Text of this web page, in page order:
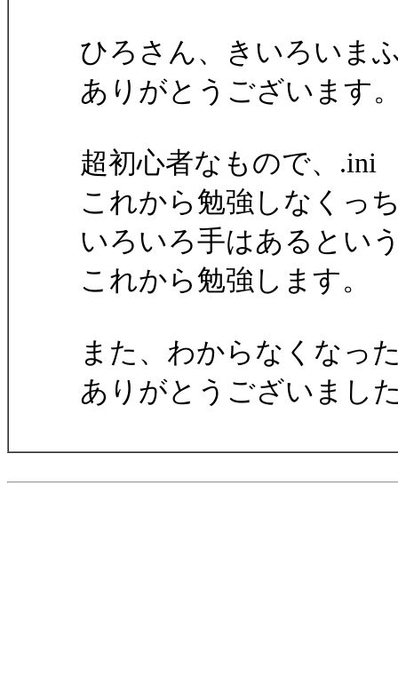
ひろさん、きいろいま
ありがとうございます
超初心者なもので、
これから勉強しなくっ
いろいろ手はあるとい
これから勉強します。
また、わからなくなっ
ありがとうございまし